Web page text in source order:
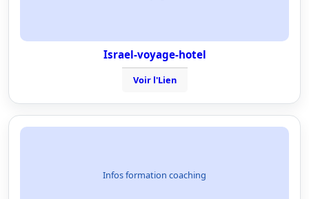
Israel-voyage-hotel
Voir l'Lien
Infos formation coaching